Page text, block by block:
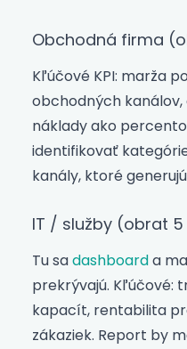
Obchodná firma
Kľúčové KPI: marža
obchodných
náklady ako
identifikovať
kanály, ktoré
IT / služby (obrat 5
Tu sadashboarda
prekrývajú. Kľúčové:
kapacít, rentabilita
zákaziek. Report by